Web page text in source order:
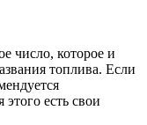
число, которое и
топлива. Если
есть свои